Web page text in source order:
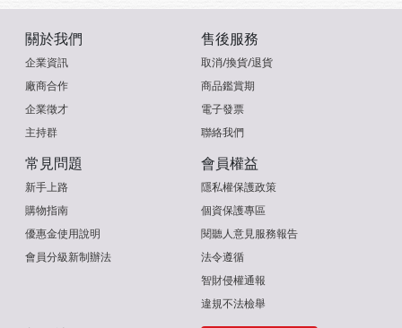
關於我們
企業資訊
廠商合作
企業徵才
主持群
售後服務
取消/換貨/退貨
商品鑑賞期
電子發票
聯絡我們
常見問題
新手上路
購物指南
優惠金使用說明
會員分級新制辦法
會員權益
隱私權保護政策
個資保護專區
閱聽人意見服務報告
法令遵循
智財侵權通報
違規不法檢舉